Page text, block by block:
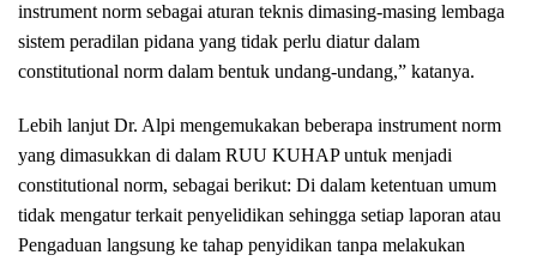
instrument norm sebagai aturan teknis dimasing-masing lembaga
sistem peradilan pidana yang tidak perlu diatur dalam
constitutional norm dalam bentuk undang-undang,” katanya.
Lebih lanjut Dr. Alpi mengemukakan beberapa instrument norm
yang dimasukkan di dalam RUU KUHAP untuk menjadi
constitutional norm, sebagai berikut: Di dalam ketentuan umum
tidak mengatur terkait penyelidikan sehingga setiap laporan atau
Pengaduan langsung ke tahap penyidikan tanpa melakukan